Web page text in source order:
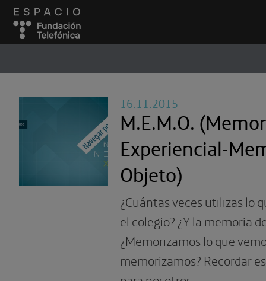
16.11.2015
M.E.M.O.
Experiencial-
Objeto)
¿Cuántas veces utilizas lo
el colegio? ¿Y la memoria
¿Memorizamos lo que
memorizamos? Recordar